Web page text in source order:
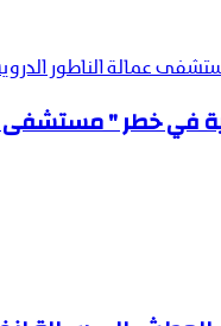
عمالة الناطور
في خطر "